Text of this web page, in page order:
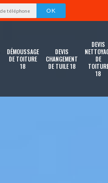
DÉMOUSSAGE
DE TOITURE
18
DEVIS
CHANGEMENT
DE TUILE 18
DEVIS
DE
18